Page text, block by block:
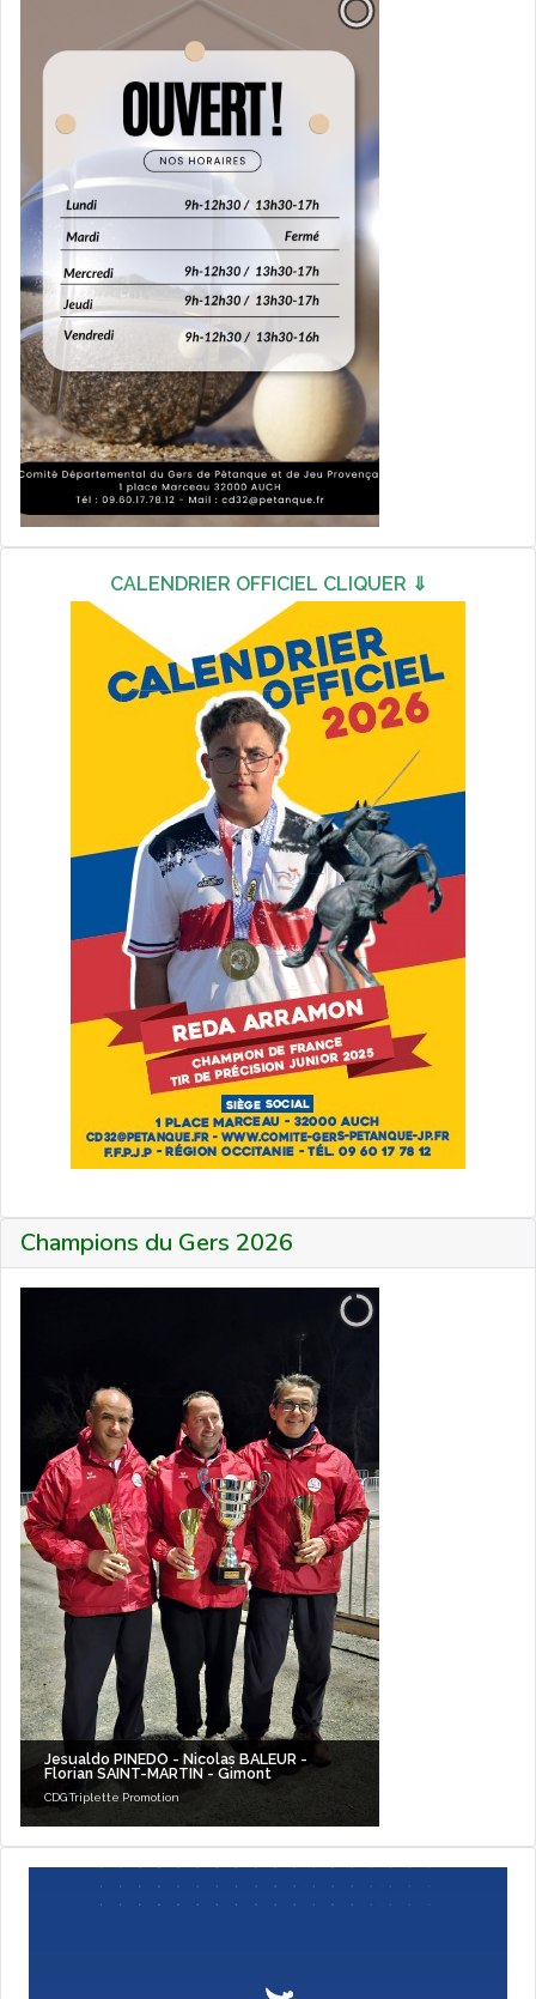
CALENDRIER OFFICIEL CLIQUER ⇓
Champions du Gers 2026